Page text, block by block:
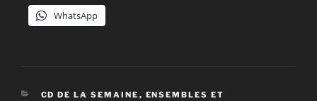
WhatsApp
CATÉGORIES
CD DE LA SEMAINE , ENSEMBLES ET